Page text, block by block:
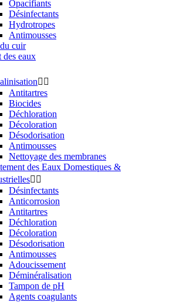
Opacifiants
Désinfectants
Hydrotropes
Antimousses
cuir
des eaux
 
Antitartres
Biocides
Déchloration
Décoloration
Désodorisation
Antimousses
Nettoyage des membranes
des Eaux Domestiques &
 
Désinfectants
Anticorrosion
Antitartres
Déchloration
Décoloration
Désodorisation
Antimousses
Adoucissement
Déminéralisation
Tampon de pH
Agents coagulants